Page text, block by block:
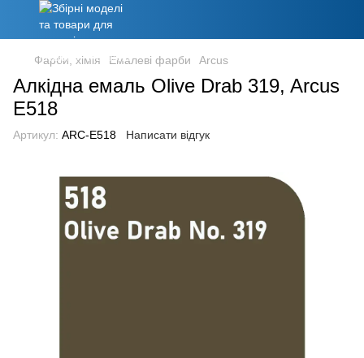
Фарби, хімія Емалеві фарби Arcus
Алкідна емаль Olive Drab 319, Arcus
E518
Артикул: ARC-E518 Написати відгук